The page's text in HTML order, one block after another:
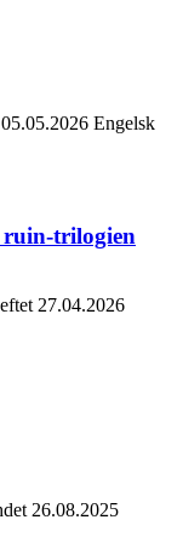
05.05.2026 Engelsk
ruin-trilogien
27.04.2026
26.08.2025